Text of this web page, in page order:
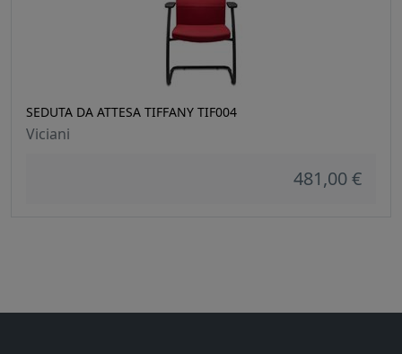
SEDUTA DA ATTESA TIFFANY TIF004
Viciani
481,00 €